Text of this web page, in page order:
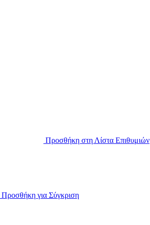
Προσθήκη στη Λίστα Επιθυμιών
Προσθήκη για Σύγκριση